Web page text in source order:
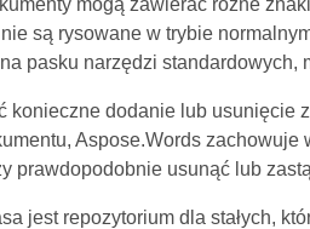
mogą zawierać różne
są rysowane w trybie
pasku narzędzi standardowych,
konieczne dodanie lub usunięcie
Aspose.Words
prawdopodobnie usunąć lub
jest repozytorium dla stałych,